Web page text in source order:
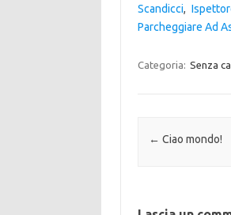
Scandicci,
Parcheggiare Ad
Categoria: Senza
Navigazione
← Ciao mondo!